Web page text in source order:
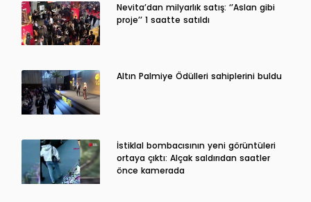
Nevita’dan milyarlık satış: ‘’Aslan gibi
proje’’ 1 saatte satıldı
Altın Palmiye Ödülleri sahiplerini buldu
İstiklal bombacısının yeni görüntüleri
ortaya çıktı: Alçak saldırıdan saatler
önce kamerada